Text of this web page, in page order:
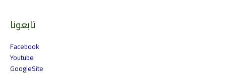
تابعونا
Facebook
Youtube
GoogleSite